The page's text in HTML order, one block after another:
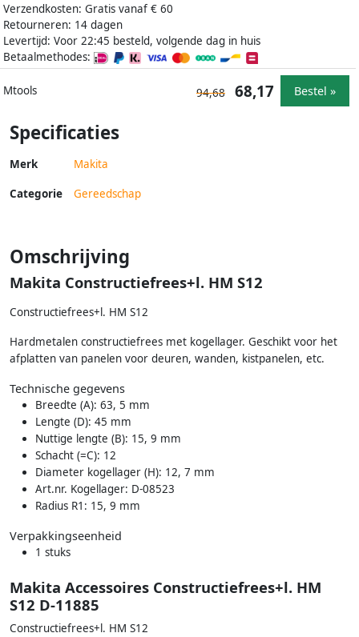
Verzendkosten: Gratis vanaf € 60
Retourneren: 14 dagen
Levertijd: Voor 22:45 besteld, volgende dag in huis
Betaalmethodes:
Mtools 94,68 68,17 Bestel »
Specificaties
Merk Makita
Categorie Gereedschap
Omschrijving
Makita Constructiefrees+l. HM S12
Constructiefrees+l. HM S12
Hardmetalen constructiefrees met kogellager. Geschikt voor het
afplatten van panelen voor deuren, wanden, kistpanelen, etc.
Technische gegevens
Breedte (A): 63, 5 mm
Lengte (D): 45 mm
Nuttige lengte (B): 15, 9 mm
Schacht (=C): 12
Diameter kogellager (H): 12, 7 mm
Art.nr. Kogellager: D-08523
Radius R1: 15, 9 mm
Verpakkingseenheid
1 stuks
Makita Accessoires Constructiefrees+l. HM
S12 D-11885
Constructiefrees+l. HM S12